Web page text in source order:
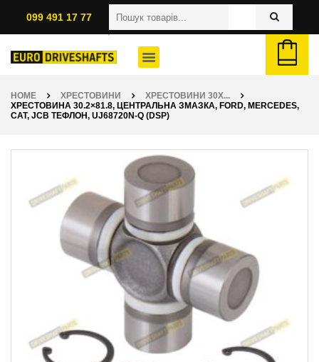
099 491 17 77
HOME ХРЕСТОВИНИ
ХРЕСТОВИНИ 30X...
ХРЕСТОВИНА 30.2×81.8, ЦЕНТРАЛЬНА ЗМАЗКА, FORD, MERCEDES,
CAT, JCB ТЕФЛОН, UJ68720N-Q (DSP)